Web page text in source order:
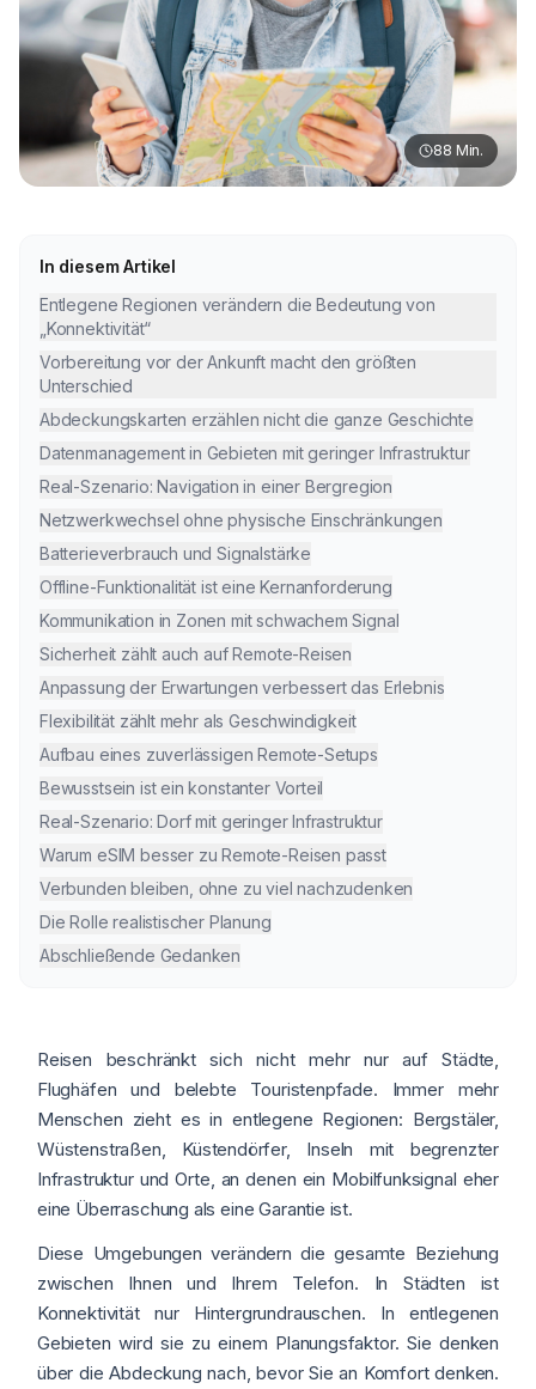
88 Min.
In diesem Artikel
Entlegene Regionen verändern die Bedeutung von
„Konnektivität“
Vorbereitung vor der Ankunft macht den größten
Unterschied
Abdeckungskarten erzählen nicht die ganze Geschichte
Datenmanagement in Gebieten mit geringer Infrastruktur
Real-Szenario: Navigation in einer Bergregion
Netzwerkwechsel ohne physische Einschränkungen
Batterieverbrauch und Signalstärke
Offline-Funktionalität ist eine Kernanforderung
Kommunikation in Zonen mit schwachem Signal
Sicherheit zählt auch auf Remote-Reisen
Anpassung der Erwartungen verbessert das Erlebnis
Flexibilität zählt mehr als Geschwindigkeit
Aufbau eines zuverlässigen Remote-Setups
Bewusstsein ist ein konstanter Vorteil
Real-Szenario: Dorf mit geringer Infrastruktur
Warum eSIM besser zu Remote-Reisen passt
Verbunden bleiben, ohne zu viel nachzudenken
Die Rolle realistischer Planung
Abschließende Gedanken
Reisen beschränkt sich nicht mehr nur auf Städte,
Flughäfen und belebte Touristenpfade. Immer mehr
Menschen zieht es in entlegene Regionen: Bergstäler,
Wüstenstraßen, Küstendörfer, Inseln mit begrenzter
Infrastruktur und Orte, an denen ein Mobilfunksignal eher
eine Überraschung als eine Garantie ist.
Diese Umgebungen verändern die gesamte Beziehung
zwischen Ihnen und Ihrem Telefon. In Städten ist
Konnektivität nur Hintergrundrauschen. In entlegenen
Gebieten wird sie zu einem Planungsfaktor. Sie denken
über die Abdeckung nach, bevor Sie an Komfort denken.